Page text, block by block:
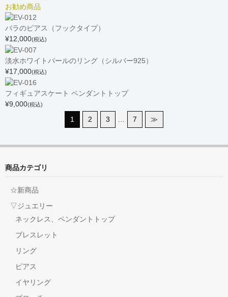
お勧め商品
バラのピアス（フックタイプ）
¥12,000(税込)
淡水ホワイトパールのリング（シルバー925）
¥17,000(税込)
フィギュアスケート ペンダントトップ
¥9,000(税込)
1 2 3 … 7 ≫
商品カテゴリ
☆新商品
▽ジュエリー
ネックレス、ペンダントトップ
ブレスレット
リング
ピアス
イヤリング